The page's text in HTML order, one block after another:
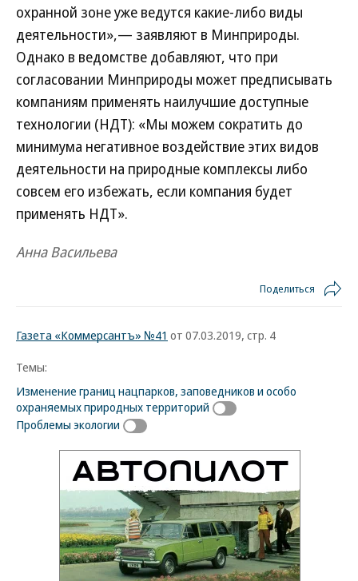
охранной зоне уже ведутся какие-либо виды
деятельности»,— заявляют в Минприроды.
Однако в ведомстве добавляют, что при
согласовании Минприроды может предписывать
компаниям применять наилучшие доступные
технологии (НДТ): «Мы можем сократить до
минимума негативное воздействие этих видов
деятельности на природные комплексы либо
совсем его избежать, если компания будет
применять НДТ».
Анна Васильева
Поделиться
Газета «Коммерсантъ» №41 от 07.03.2019, стр. 4
Темы:
Изменение границ нацпарков, заповедников и особо
охраняемых природных территорий
Проблемы экологии